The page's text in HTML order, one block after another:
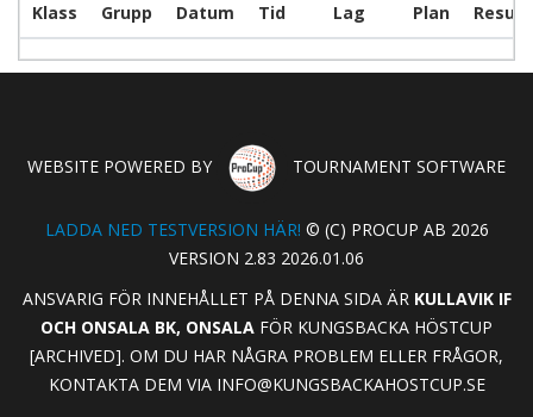
Klass Grupp Datum Tid Lag Plan
WEBSITE POWERED BY TOURNAMENT SOFTWARE
LADDA NED TESTVERSION HÄR! © (C) PROCUP AB 2026
VERSION 2.83 2026.01.06
ANSVARIG FÖR INNEHÅLLET PÅ DENNA SIDA ÄR KULLAVIK IF
OCH ONSALA BK, ONSALA FÖR KUNGSBACKA HÖSTCUP
[ARCHIVED]. OM DU HAR NÅGRA PROBLEM ELLER FRÅGOR,
KONTAKTA DEM VIA INFO@KUNGSBACKAHOSTCUP.SE